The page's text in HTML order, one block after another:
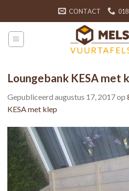
content
CONTACT
Loungebank KESA met
Gepubliceerd augustus 17, 2017op
KESA met klep